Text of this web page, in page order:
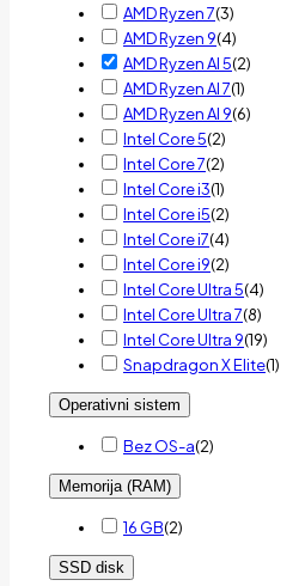
AMD Ryzen 7(3)
AMD Ryzen 9(4)
AMD Ryzen AI 5(2)
AMD Ryzen AI 7(1)
AMD Ryzen AI 9(6)
Intel Core 5(2)
Intel Core 7(2)
Intel Core i3(1)
Intel Core i5(2)
Intel Core i7(4)
Intel Core i9(2)
Intel Core Ultra 5(4)
Intel Core Ultra 7(8)
Intel Core Ultra 9(19)
Snapdragon X Elite(1)
Operativni sistem
Bez OS-a(2)
Memorija (RAM)
16 GB(2)
SSD disk